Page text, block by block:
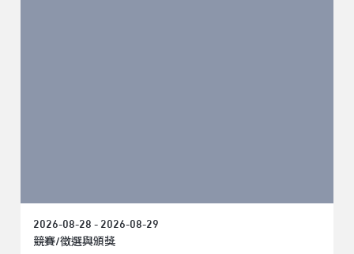
2026-08-28 - 2026-08-29
競賽/徵選與頒獎